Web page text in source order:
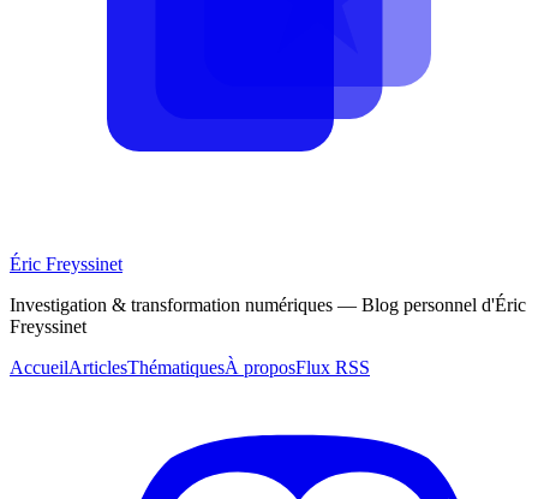
Éric Freyssinet
Investigation & transformation numériques — Blog personnel d'Éric
Freyssinet
AccueilArticlesThématiquesÀ proposFlux RSS